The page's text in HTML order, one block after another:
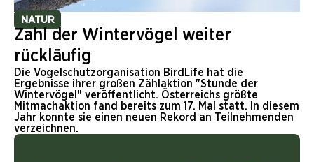
NATUR
Zahl der Wintervögel weiter
rückläufig
Die Vogelschutzorganisation BirdLife hat die
Ergebnisse ihrer großen Zählaktion "Stunde der
Wintervögel" veröffentlicht. Österreichs größte
Mitmachaktion fand bereits zum 17. Mal statt. In diesem
Jahr konnte sie einen neuen Rekord an Teilnehmenden
verzeichnen.